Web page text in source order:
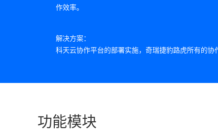
作效率。
解决方案：
科天云协作平台的部署实施，奇瑞捷豹路虎所有的
合日历（calendar），从日历（calendar）直接访问
以预约时填入终端信息，到时间自动入会。
功能模块